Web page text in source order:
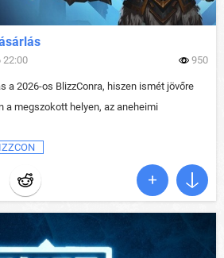
22:00 950
a 2026-os BlizzConra, hiszen ismét jövőre
a megszokott helyen, az aneheimi